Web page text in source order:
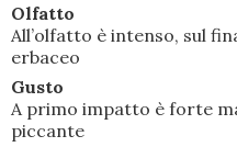
Olfatto
All’olfatto è intenso, sul
erbaceo
Gusto
A primo impatto è forte
piccante